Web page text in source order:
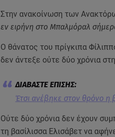
Στην ανακοίνωση των
εν ειρήνη στο Μπαλμόραλ
Ο θάνατος του πρίγκιπα
δεν άντεξε ούτε δύο χρόνια
Έτσι ανέβηκε στον θρόνο η
Ούτε δύο χρόνια δεν έχουν
τη βασίλισσα Ελισάβετ να